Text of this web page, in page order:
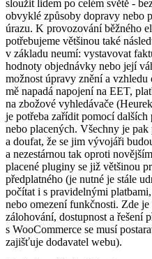
sloužit lidem po celém světě -
obvyklé způsoby dopravy nebo
úrazu. K provozování běžného
potřebujeme většinou také
v základu neumí: vystavovat
hodnoty objednávky nebo její
možnost úpravy znění a
mě napadá napojení na EET,
na zbožové vyhledávače
je potřeba zařídit pomocí
nebo placených. Všechny je
a doufat, že se jim vývojáři
a nezestárnou tak oproti
placené pluginy se již většinou
předplatného (je nutné je stále
počítat i s pravidelnými
nebo omezení funkčnosti. Zde
zálohování, dostupnost a řešení
s WooCommerce se musí
zajišťuje dodavatel webu).